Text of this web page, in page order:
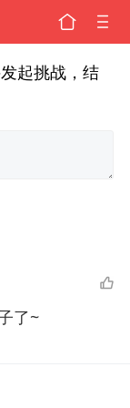
起挑战，结
了~